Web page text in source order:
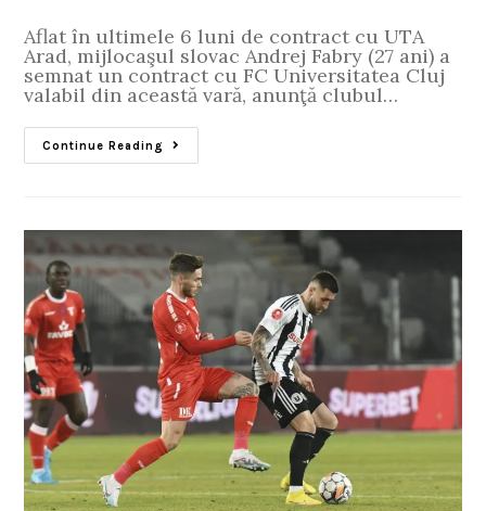
Aflat în ultimele 6 luni de contract cu UTA
Arad, mijlocaşul slovac Andrej Fabry (27 ani) a
semnat un contract cu FC Universitatea Cluj
valabil din această vară, anunţă clubul…
Continue Reading